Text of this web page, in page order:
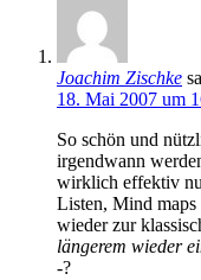
Joachim Zischke
18. Mai 2007 um
So schön und
irgendwann
wirklich effektiv
Listen, Mind
wieder zur
längerem wieder
-?